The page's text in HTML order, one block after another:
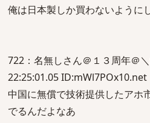
俺は日本製しか買わないように
722：名無しさん＠１３周年＠
22:25:01.05 ID:mWl7POx10.net
中国に無償で技術提供したアホ
でるんだよなあ